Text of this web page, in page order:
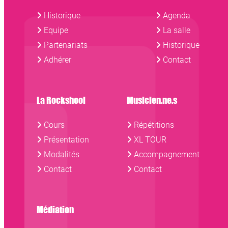
Historique
Equipe
Partenariats
Adhérer
Agenda
La salle
Historique
Contact
La Rockshool
Cours
Présentation
Modalités
Contact
Musicien.ne.s
Répétitions
XL TOUR
Accompagnement
Contact
Médiation